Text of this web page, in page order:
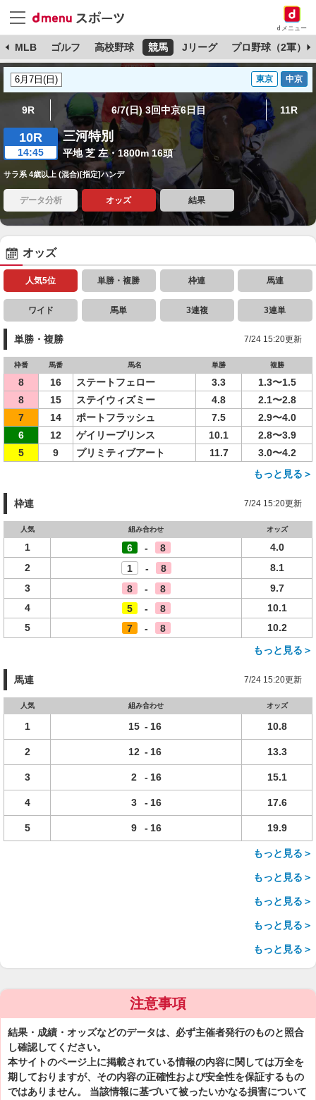
dメニュー
MLB ゴルフ 高校野球 競馬 Jリーグ プロ野球（2軍）
東京 中京
9R 6/7(日) 3回中京6日目 11R
10R
14:45
三河特別
平地 芝 左・1800m 16頭
サラ系 4歳以上 (混合)[指定]ハンデ
データ分析 オッズ 結果
オッズ
人気5位 単勝・複勝 枠連 馬連
ワイド 馬単 3連複 3連単
単勝・複勝 7/24 15:20更新
枠番 馬番 馬名 単勝 複勝
8 16 ステートフェロー 3.3
1.3〜1.5
8
15 ステイウィズミー 4.8
2.1〜2.8
7
14 ポートフラッシュ 7.5
2.9〜4.0
6
12 ゲイリープリンス 10.1
2.8〜3.9
5
9 プリミティブアート 11.7
3.0〜4.2
もっと見る＞
枠連 7/24 15:20更新
人気 組み合わせ オッズ
1 6 - 8
4.0
2
1 - 8
8.1
3
8 - 8
9.7
4
5 - 8
10.1
5
7 - 8
10.2
もっと見る＞
馬連 7/24 15:20更新
人気 組み合わせ オッズ
1 15 - 16 10.8
2 12 - 16 13.3
3 2 - 16 15.1
4 3 - 16 17.6
5 9 - 16 19.9
もっと見る＞
もっと見る＞
もっと見る＞
もっと見る＞
もっと見る＞
注意事項
結果・成績・オッズなどのデータは、必ず主催者発行のものと照合
し確認してください。
本サイトのページ上に掲載されている情報の内容に関しては万全を
期しておりますが、その内容の正確性および安全性を保証するもの
ではありません。 当該情報に基づいて被ったいかなる損害について